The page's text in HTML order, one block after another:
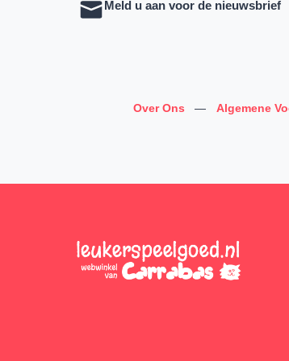
Meld u aan voor de nieuwsbrief
Over Ons — Algemene